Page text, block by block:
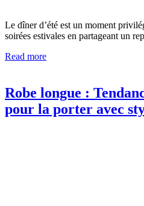
Le dîner d’été est un moment
soirées estivales en partageant un
Read more
Robe longue :
pour la porter avec